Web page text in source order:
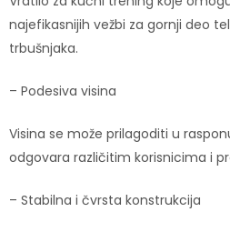
najefikasnijih vežbi za gornji deo
trbušnjaka.
– Podesiva visina
Visina se može prilagoditi u
odgovara različitim korisnicima i
– Stabilna i čvrsta konstrukcija